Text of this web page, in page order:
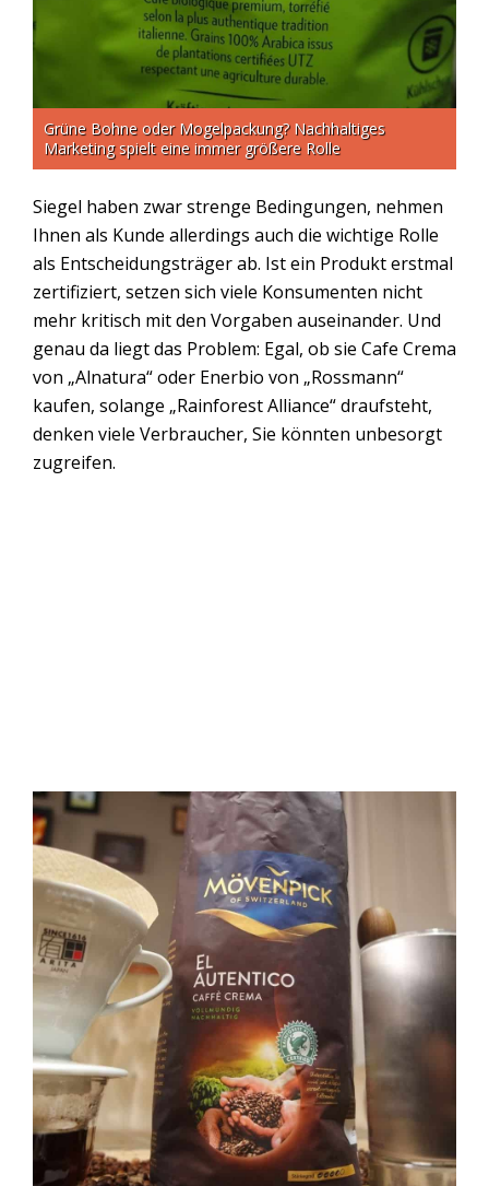
Grüne Bohne oder Mogelpackung? Nachhaltiges
Marketing spielt eine immer größere Rolle
Siegel haben zwar strenge Bedingungen, nehmen
Ihnen als Kunde allerdings auch die wichtige Rolle
als Entscheidungsträger ab. Ist ein Produkt erstmal
zertifiziert, setzen sich viele Konsumenten nicht
mehr kritisch mit den Vorgaben auseinander. Und
genau da liegt das Problem: Egal, ob sie Cafe Crema
von „Alnatura“ oder Enerbio von „Rossmann“
kaufen, solange „Rainforest Alliance“ draufsteht,
denken viele Verbraucher, Sie könnten unbesorgt
zugreifen.